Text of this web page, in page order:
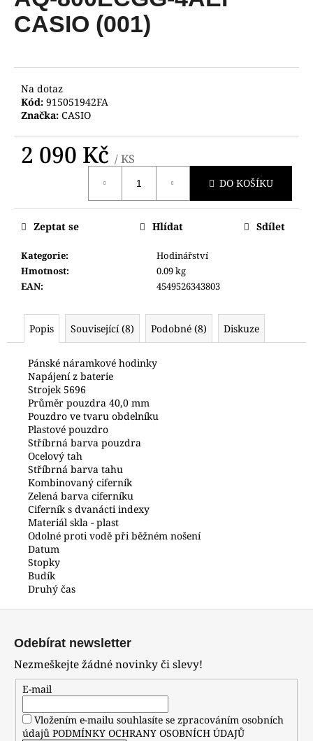
0,0
z
CASIO (001)
Na dotaz
Kód: 915051942FA
Značka: CASIO
2 090 Kč / KS
DO KOŠÍKU
Kategorie:
Hodinářství
Hmotnost:
0.09 kg
EAN: 4549526343803
Zeptat se Hlídat Sdílet
Popis Související (8) Podobné (8) Diskuze
Pánské náramkové hodinky
Napájení z baterie
Strojek 5696
Průměr pouzdra 40,0 mm
Pouzdro ve tvaru obdelníku
Plastové pouzdro
Stříbrná barva pouzdra
Ocelový tah
Stříbrná barva tahu
Kombinovaný ciferník
Zelená barva ciferníku
Ciferník s dvanácti indexy
Materiál skla - plast
Odolné proti vodě při běžném nošení
Datum
Stopky
Budík
Druhý čas
a
j
t
?
HLEDAT
D
p
o
j
HODINKY
ORIENT
RABA006B30B24
990
Kč
Odebírat newsletter
Nezmeškejte žádné novinky či slevy!
E-mail
Vložením e-mailu souhlasíte se zpracováním osobních
údajů PODMÍNKY OCHRANY OSOBNÍCH ÚDAJŮ